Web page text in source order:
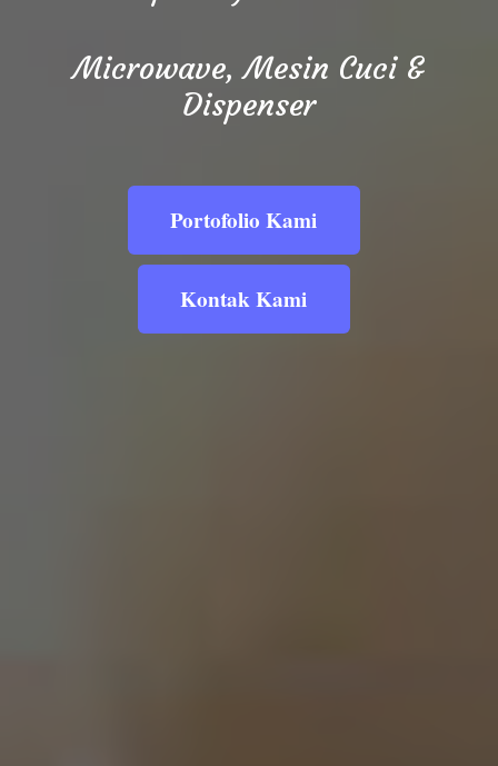
Microwave, Mesin Cuci &
Dispenser
Portofolio Kami
Kontak Kami